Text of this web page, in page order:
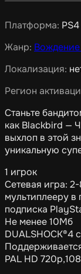
Платформа: PS4
Жанр: Вождение
Локализация:
Регион
Станьте
как Blackbird —
выхлоп в этой
уникальную
1 игрок
Сетевая игра:
мультиплееру
подписка
Не менее 10Мб
DUALSHOCK®4
PAL HD